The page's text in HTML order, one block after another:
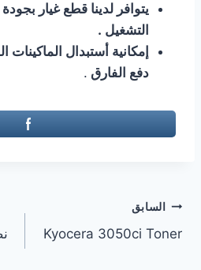
يتوافر لدينا قطع غيار
التشغيل .
إمكانية أستبدال
دفع الفارق .
تصفّح
المقالات
السابق
Kyocera 3050ci Toner